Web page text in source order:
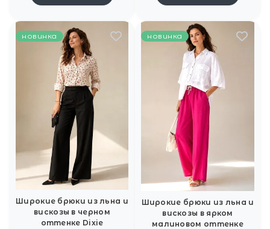
новинка
Широкие брюки из льна и
вискозы в черном
оттенке Dixie
новинка
Широкие брюки из льна и
вискозы в ярком
малиновом оттенке